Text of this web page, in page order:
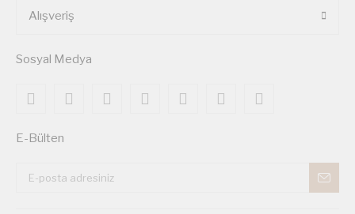
Alışveriş
Sosyal Medya
E-Bülten